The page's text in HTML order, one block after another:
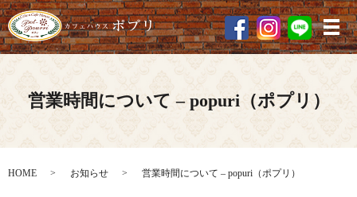
メ
営業時間について – popuri（ポプリ）
HOME お知らせ 営業時間について – popuri（ポプリ）